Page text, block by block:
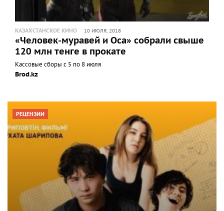
КАЗАХСТАНСКОЕ КИНО 10 ИЮЛЯ, 2018
«Человек-муравей и Оса» собрали свыше
120 млн тенге в прокате
Кассовые сборы с 5 по 8 июля
Brod.kz
РЕЦЕНЗИИ